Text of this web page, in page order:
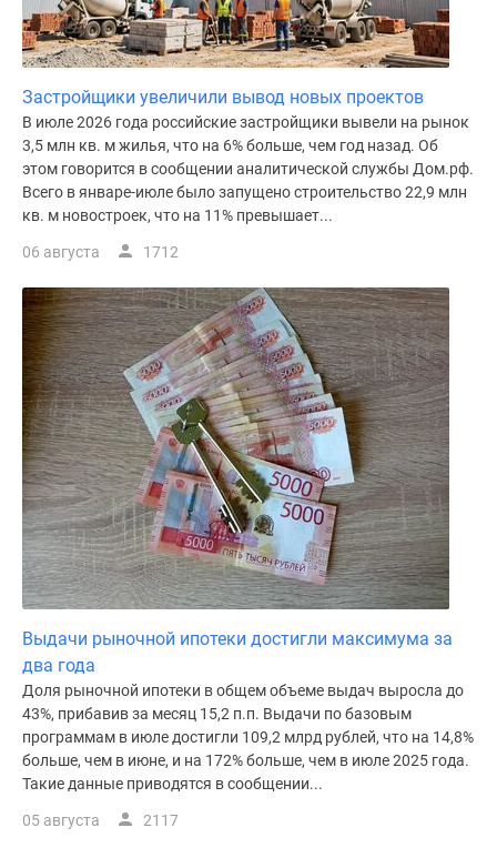
Дома
коттеджи
Коттеджные
поселки
Новой
Москве
коттеджные
поселки
Строящиеся
коттеджные
поселки
Коттеджные
поселки
лесу
Коттеджные
поселки
водоема
Коттеджные
поселки
ипотеку
Бизнес-
центры
Коттеджи
Скидки
Застройщики увеличили вывод новых проектов
В июле 2026 года российские застройщики вывели на рынок
3,5 млн кв. м жилья, что на 6% больше, чем год назад. Об
этом говорится в сообщении аналитической службы Дом.рф.
Всего в январе-июле было запущено строительство 22,9 млн
кв. м новостроек, что на 11% превышает...
06 августа 1712
Выдачи рыночной ипотеки достигли максимума за
два года
Доля рыночной ипотеки в общем объеме выдач выросла до
43%, прибавив за месяц 15,2 п.п. Выдачи по базовым
программам в июле достигли 109,2 млрд рублей, что на 14,8%
больше, чем в июне, и на 172% больше, чем в июле 2025 года.
Такие данные приводятся в сообщении...
05 августа 2117